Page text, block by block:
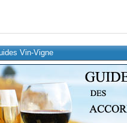
Vin-Vigne